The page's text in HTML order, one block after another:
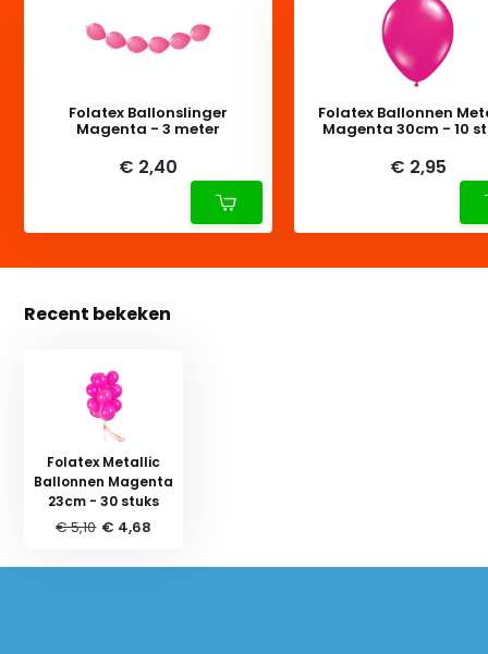
Folatex Ballonslinger
Magenta - 3 meter
€ 2,40
Folatex Ballonnen
Magenta 30cm - 10
€ 2,95
Recent bekeken
Folatex Metallic
Ballonnen Magenta
23cm - 30 stuks
€ 5,10 € 4,68